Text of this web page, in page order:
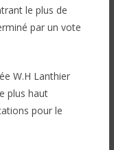
le plus de
par un vote
W.H Lanthier
plus haut
pour le